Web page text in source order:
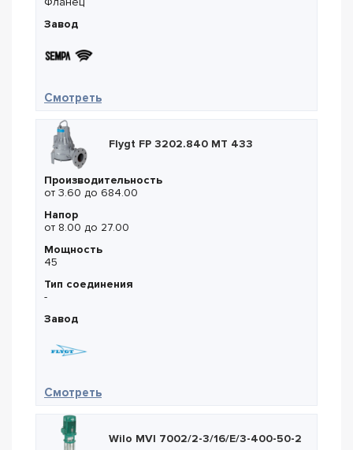
Завод
Смотреть— Sempa TKF-I 125-315 15
Flygt FP 3202.840 MT 433
Производительность
от 3.60 до 684.00
Напор
от 8.00 до 27.00
Мощность
45
Тип соединения
-
Завод
Смотреть— Flygt FP 3202.840 MT 433
Wilo MVI 7002/2-3/16/E/3-400-50-2